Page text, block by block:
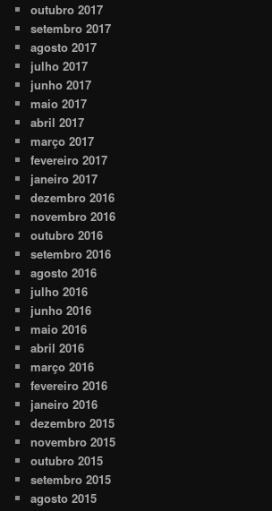
outubro 2017
setembro 2017
agosto 2017
julho 2017
junho 2017
maio 2017
abril 2017
março 2017
fevereiro 2017
janeiro 2017
dezembro 2016
novembro 2016
outubro 2016
setembro 2016
agosto 2016
julho 2016
junho 2016
maio 2016
abril 2016
março 2016
fevereiro 2016
janeiro 2016
dezembro 2015
novembro 2015
outubro 2015
setembro 2015
agosto 2015